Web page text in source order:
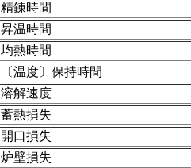
精錬時間
昇温時間
均熱時間
〔温度〕保持時間
溶解速度
蓄熱損失
開口損失
炉壁損失